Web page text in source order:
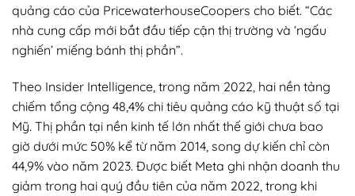
quảng cáo của PricewaterhouseCoopers cho biết. “Các
nhà cung cấp mới bắt đầu tiếp cận thị trường và ‘ngấu
nghiến’ miếng bánh thị phần”.
Theo Insider Intelligence, trong năm 2022, hai nền tảng
chiếm tổng cộng 48,4% chi tiêu quảng cáo kỹ thuật số tại
Mỹ. Thị phần tại nền kinh tế lớn nhất thế giới chưa bao
giờ dưới mức 50% kể từ năm 2014, song dự kiến chỉ còn
44,9% vào năm 2023. Được biết Meta ghi nhận doanh thu
giảm trong hai quý đầu tiên của năm 2022, trong khi